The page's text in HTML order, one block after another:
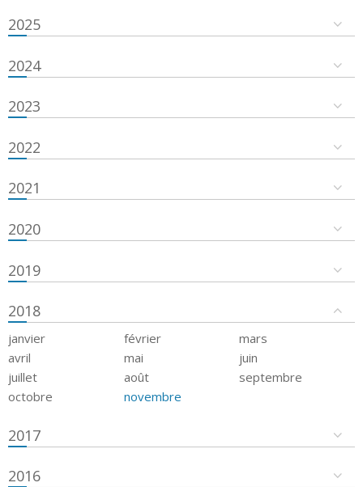
2025
2024
2023
2022
2021
2020
2019
2018
janvier février
mars
avril
mai
juin
juillet
août
septembre
octobre
novembre
2017
2016